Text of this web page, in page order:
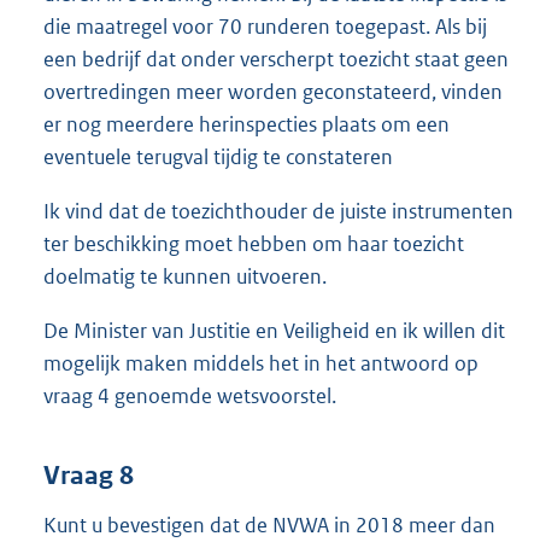
die maatregel voor 70 runderen toegepast. Als bij
een bedrijf dat onder verscherpt toezicht staat geen
overtredingen meer worden geconstateerd, vinden
er nog meerdere herinspecties plaats om een
eventuele terugval tijdig te constateren
Ik vind dat de toezichthouder de juiste instrumenten
ter beschikking moet hebben om haar toezicht
doelmatig te kunnen uitvoeren.
De Minister van Justitie en Veiligheid en ik willen dit
mogelijk maken middels het in het antwoord op
vraag 4 genoemde wetsvoorstel.
Vraag 8
Kunt u bevestigen dat de NVWA in 2018 meer dan